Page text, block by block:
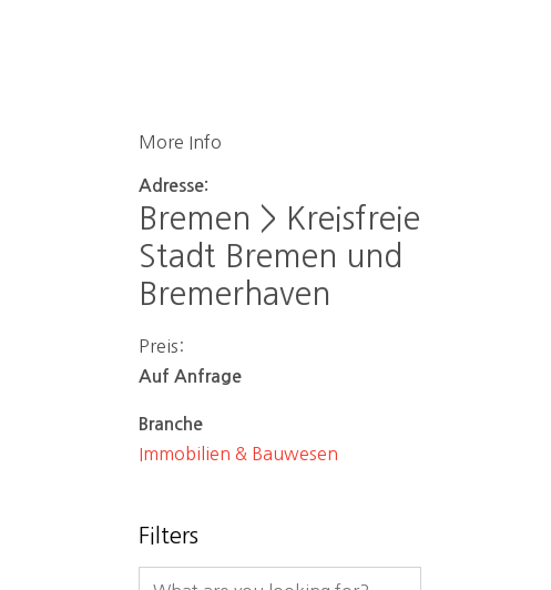
More Info
Adresse:
Bremen > Kreisfreie
Stadt Bremen und
Bremerhaven
Preis:
Auf Anfrage
Branche
Immobilien & Bauwesen
Filters